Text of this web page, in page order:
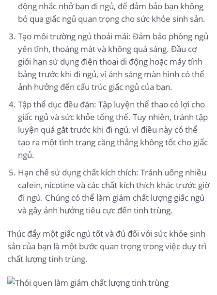
động nhắc nhở bạn đi ngủ, để đảm bảo bạn không
bỏ qua giấc ngủ quan trọng cho sức khỏe sinh sản.
Tạo môi trường ngủ thoải mái: Đảm bảo phòng ngủ
yên tĩnh, thoáng mát và không quá sáng. Đầu cơ
giới hạn sử dụng điện thoại di động hoặc máy tính
bảng trước khi đi ngủ, vì ánh sáng màn hình có thể
ảnh hưởng đến cấu trúc giấc ngủ của bạn.
Tập thể dục đều đặn: Tập luyện thể thao có lợi cho
giấc ngủ và sức khỏe tổng thể. Tuy nhiên, tránh tập
luyện quá gắt trước khi đi ngủ, vì điều này có thể
tạo ra một tình trạng căng thẳng không tốt cho giấc
ngủ.
Hạn chế sử dụng chất kích thích: Tránh uống nhiều
cafein, nicotine và các chất kích thích khác trước giờ
đi ngủ. Chúng có thể làm giảm chất lượng giấc ngủ
và gây ảnh hưởng tiêu cực đến tinh trùng.
Thúc đẩy một giấc ngủ tốt và đủ đối với sức khỏe sinh
sản của bạn là một bước quan trọng trong việc duy trì
chất lượng tinh trùng.